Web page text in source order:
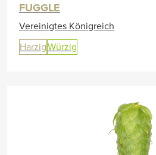
FUGGLE
Vereinigtes Königreich
HarzigWürzig